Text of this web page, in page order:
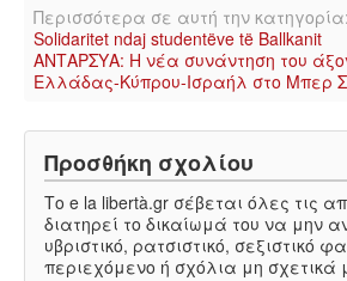
ΑΣΊΑ / ΩΚΕΑΝΊΑ
ΑΦΡΙΚΉ
ΕΡΓΑΤΙΚΌ
ΚΙΝΗΤΟΠΟΙΉΣΕΙΣ
ΕΙΔΉΣΕΙΣ
Περισσότερα σε αυτή την κατηγορία:
Solidaritet ndaj studentëve të Ballkanit
ΑΝΤΑΡΣΥΑ: Η νέα συνάντηση του
Ελλάδας-Κύπρου-Ισραήλ στο Μπερ
Προσθήκη σχολίου
Το e la libertà.gr σέβεται όλες τις
διατηρεί το δικαίωμά του να μην
υβριστικό, ρατσιστικό, σεξιστικό
περιεχόμενο ή σχόλια μη σχετικά